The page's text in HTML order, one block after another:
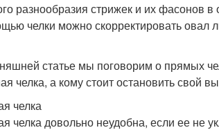
разнообразия стрижек и их фасонов
челки можно скорректировать овал
статье мы поговорим о прямых
челка, а кому стоит остановить свой
челка
челка довольно неудобна, если ее не